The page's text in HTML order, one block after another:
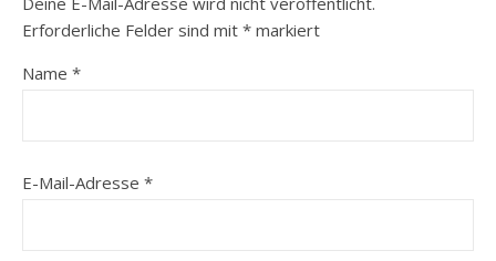
Erforderliche Felder sind mit * markiert
Name *
E-Mail-Adresse *